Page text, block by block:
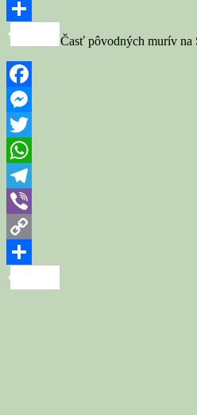
Copy
Link
Share
Časť pôvodných murív na
Facebook
Messenger
Twitter
WhatsApp
Telegram
Viber
Copy
Link